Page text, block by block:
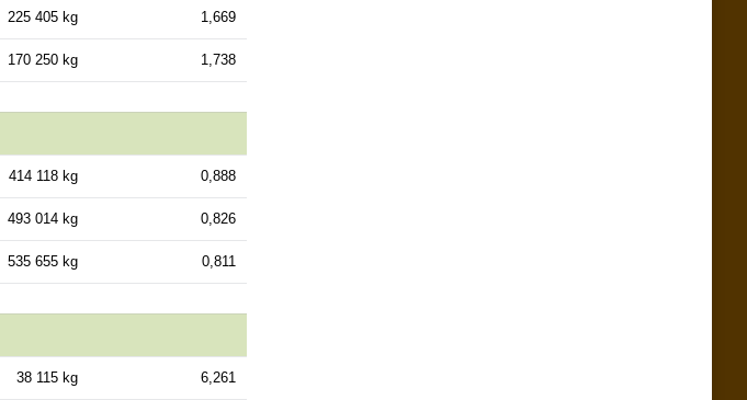
225 405 kg 1,669
170 250 kg 1,738
414 118 kg 0,888
493 014 kg 0,826
535 655 kg 0,811
38 115 kg 6,261